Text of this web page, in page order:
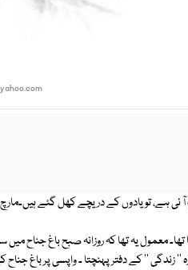
کے دریچے کھل گئے ہیں۔مارچ 1990، بہار کے رنگ ہر سو پھیل رہے تھے۔
تھا۔ معمول یہ تھا کہ روزانہ صبح باغ جناح
'' زندگی '' کے دفتر پہنچتا ۔ واپسی پر باغ